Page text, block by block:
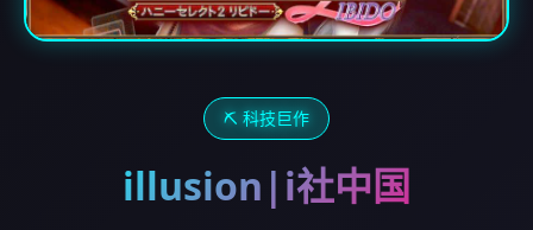
⛏️ 科技巨作
illusion|i社中国